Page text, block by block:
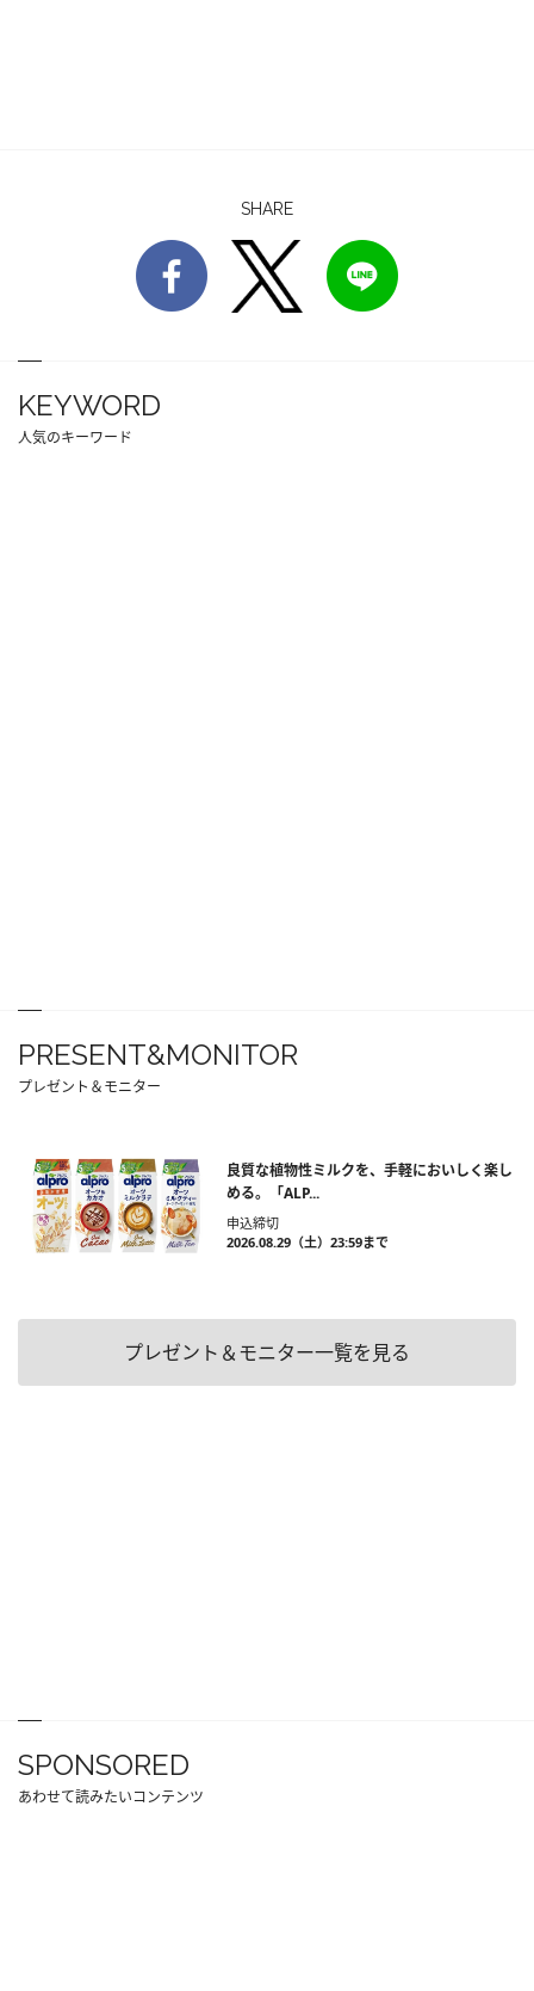
SHARE
KEYWORD
人気のキーワード
PRESENT&MONITOR
プレゼント＆モニター
良質な植物性ミルクを、手軽においしく楽し
める。「ALP...
申込締切
2026.08.29（土）23:59まで
プレゼント＆モニター一覧を見る
SPONSORED
あわせて読みたいコンテンツ